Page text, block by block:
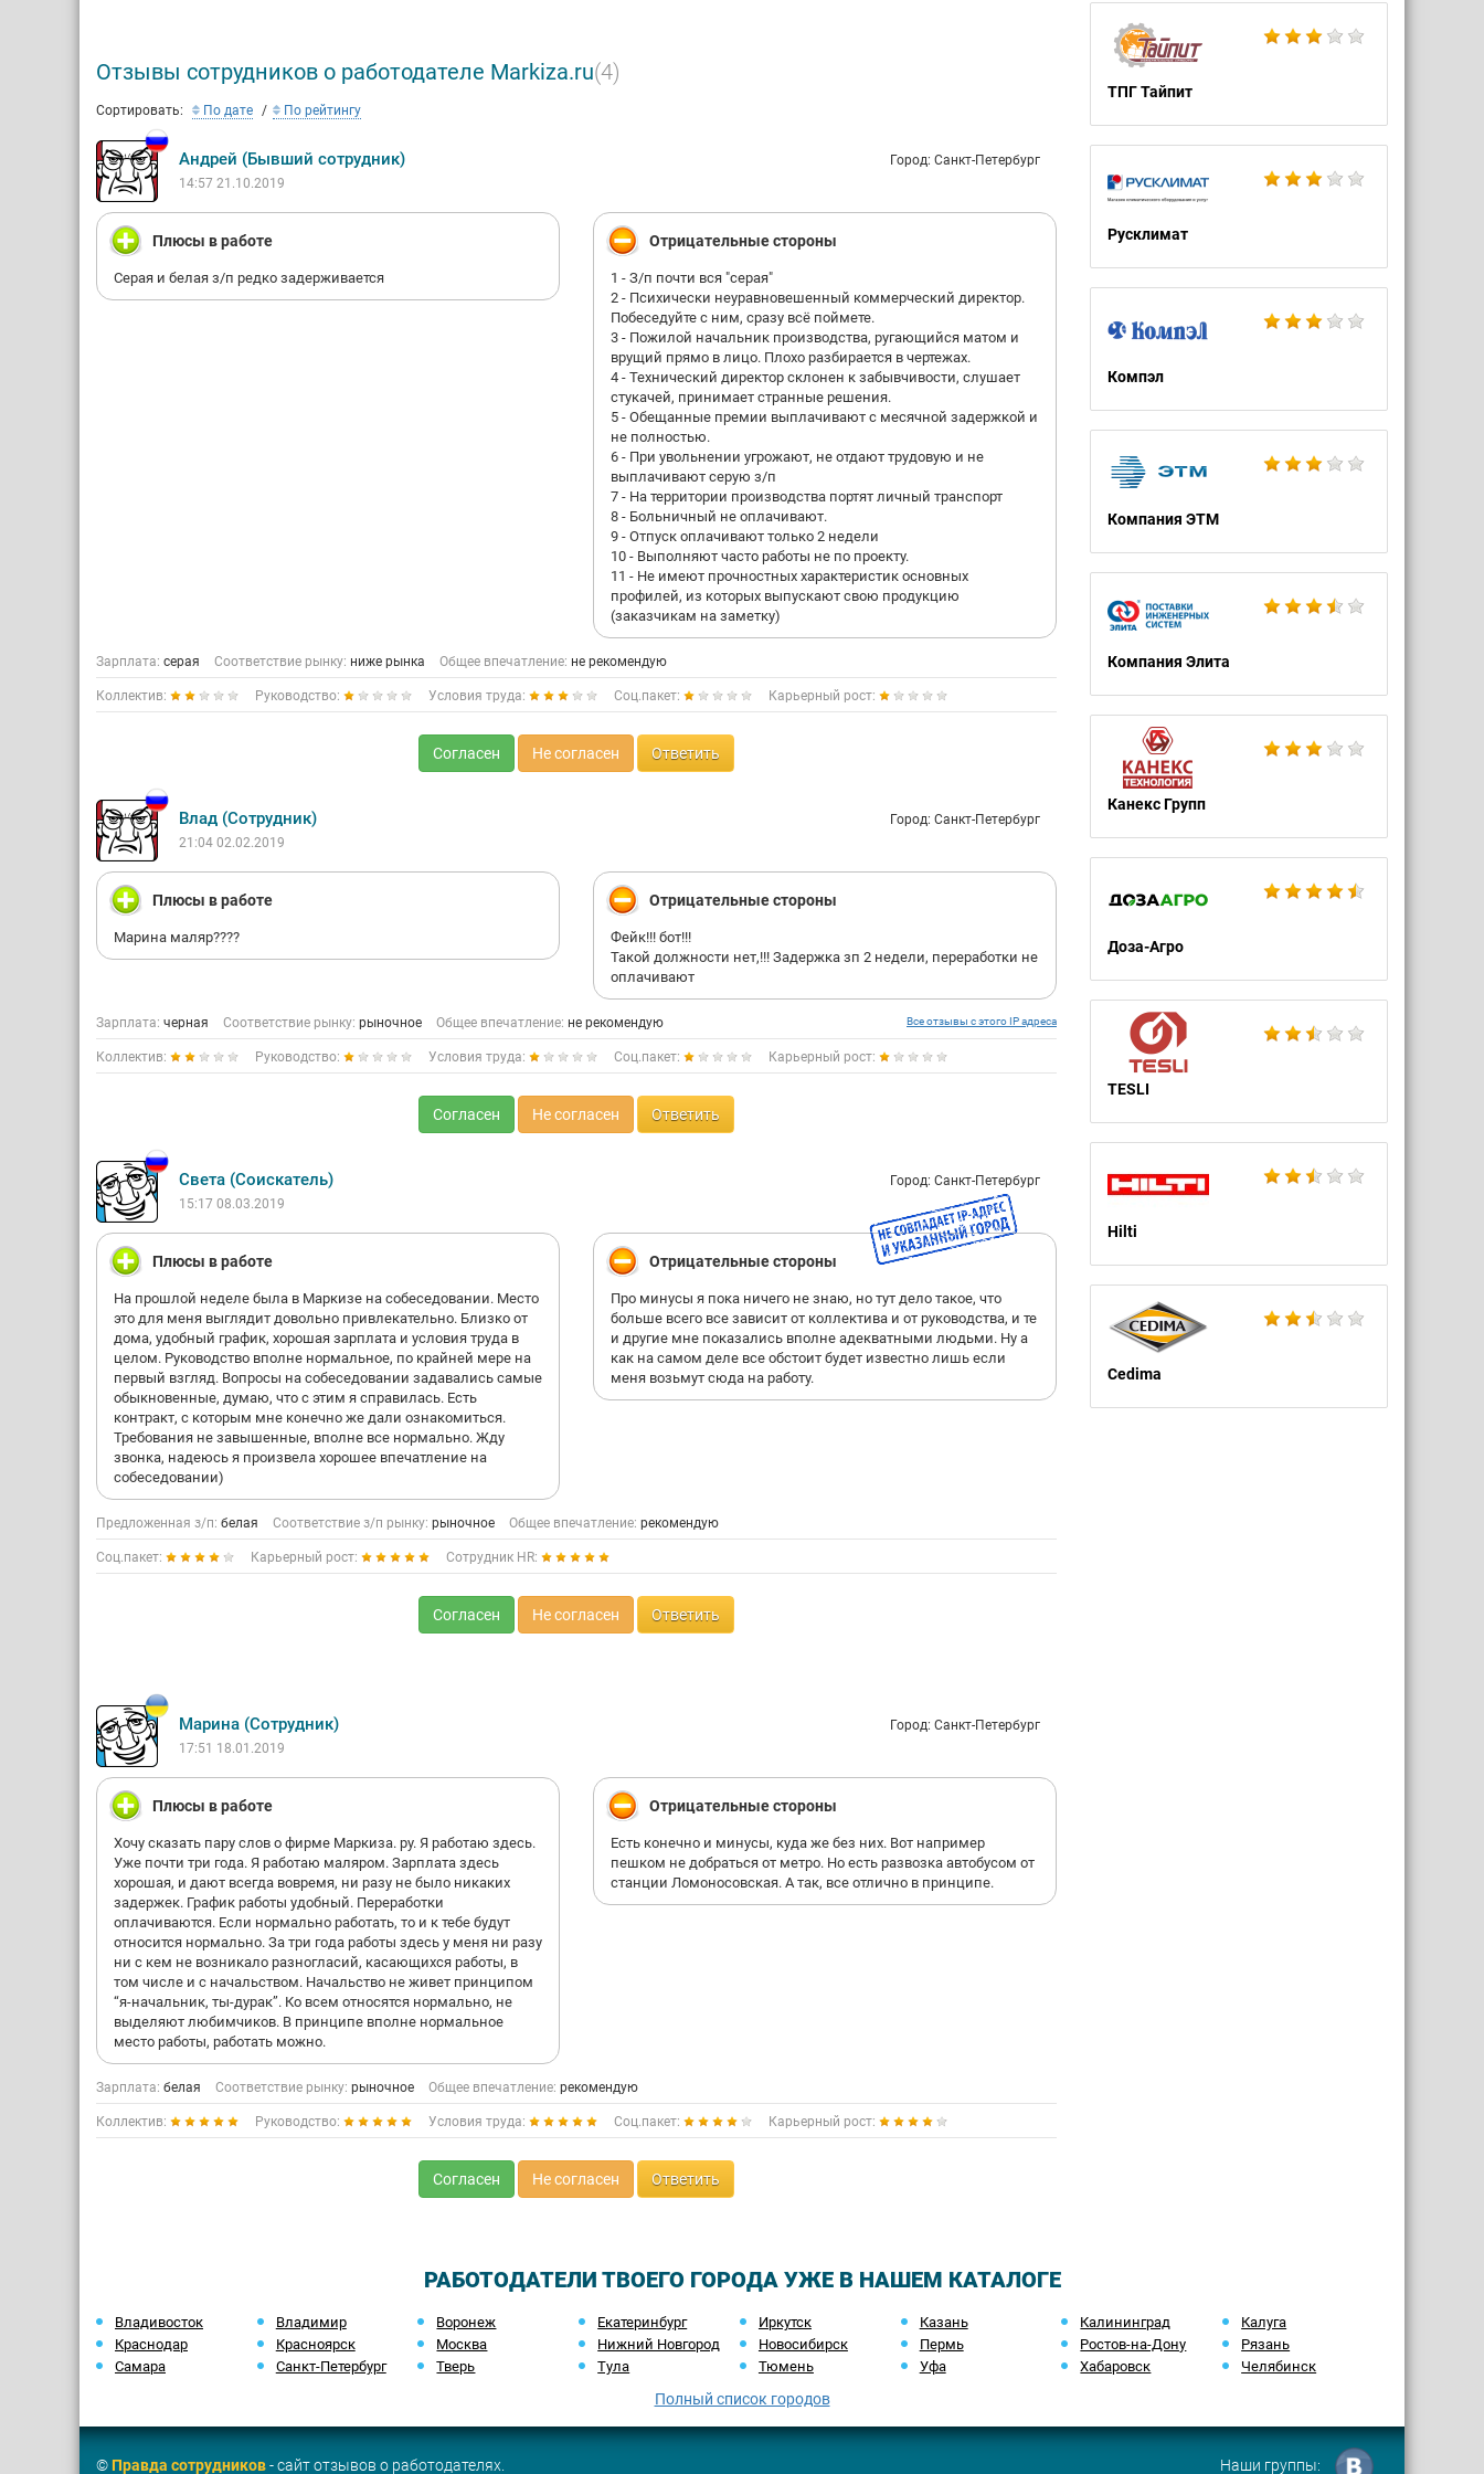
ТПГ Тайпит
Русклимат
Компэл
Компания ЭТМ
Компания Элита
Канекс Групп
Доза-Агро
TESLI
Hilti
Cedima
всех этапах работы.
Отзывы сотрудников о работодателе Markiza.ru(4)
Сортировать: По дате По рейтингу
Андрей (Бывший сотрудник)
Город: Санкт-Петербург
14:57 21.10.2019
Плюсы в работе
Серая и белая з/п редко задерживается
Отрицательные стороны
1 - З/п почти вся "серая"
2 - Психически неуравновешенный коммерческий директор.
Побеседуйте с ним, сразу всё поймете.
3 - Пожилой начальник производства, ругающийся матом и
врущий прямо в лицо. Плохо разбирается в чертежах.
4 - Технический директор склонен к забывчивости, слушает
стукачей, принимает странные решения.
5 - Обещанные премии выплачивают с месячной задержкой и
не полностью.
6 - При увольнении угрожают, не отдают трудовую и не
выплачивают серую з/п
7 - На территории производства портят личный транспорт
8 - Больничный не оплачивают.
9 - Отпуск оплачивают только 2 недели
10 - Выполняют часто работы не по проекту.
11 - Не имеют прочностных характеристик основных
профилей, из которых выпускают свою продукцию
(заказчикам на заметку)
Зарплата: серая Соответствие рынку: ниже рынка Общее впечатление: не рекомендую
Коллектив: Руководство: Условия труда: Соц.пакет: Карьерный рост:
Согласен Не согласен Ответить
Влад (Сотрудник)
Город: Санкт-Петербург
21:04 02.02.2019
Плюсы в работе
Марина маляр????
Отрицательные стороны
Фейк!!! бот!!!
Такой должности нет,!!! Задержка зп 2 недели, переработки не
оплачивают
Зарплата: черная Соответствие рынку: рыночное Общее впечатление: не рекомендую Все отзывы с этого IP адреса
Коллектив: Руководство: Условия труда: Соц.пакет: Карьерный рост:
Согласен Не согласен Ответить
Света (Соискатель)
Город: Санкт-Петербург
15:17 08.03.2019
Плюсы в работе
На прошлой неделе была в Маркизе на собеседовании. Место
это для меня выглядит довольно привлекательно. Близко от
дома, удобный график, хорошая зарплата и условия труда в
целом. Руководство вполне нормальное, по крайней мере на
первый взгляд. Вопросы на собеседовании задавались самые
обыкновенные, думаю, что с этим я справилась. Есть
контракт, с которым мне конечно же дали ознакомиться.
Требования не завышенные, вполне все нормально. Жду
звонка, надеюсь я произвела хорошее впечатление на
собеседовании)
Отрицательные стороны
Про минусы я пока ничего не знаю, но тут дело такое, что
больше всего все зависит от коллектива и от руководства, и те
и другие мне показались вполне адекватными людьми. Ну а
как на самом деле все обстоит будет известно лишь если
меня возьмут сюда на работу.
Предложенная з/п: белая Соответствие з/п рынку: рыночное Общее впечатление: рекомендую
Соц.пакет: Карьерный рост: Сотрудник HR:
Согласен Не согласен Ответить
Марина (Сотрудник)
Город: Санкт-Петербург
17:51 18.01.2019
Плюсы в работе
Хочу сказать пару слов о фирме Маркиза. ру. Я работаю здесь.
Уже почти три года. Я работаю маляром. Зарплата здесь
хорошая, и дают всегда вовремя, ни разу не было никаких
задержек. График работы удобный. Переработки
оплачиваются. Если нормально работать, то и к тебе будут
относится нормально. За три года работы здесь у меня ни разу
ни с кем не возникало разногласий, касающихся работы, в
том числе и с начальством. Начальство не живет принципом
“я-начальник, ты-дурак”. Ко всем относятся нормально, не
выделяют любимчиков. В принципе вполне нормальное
место работы, работать можно.
Отрицательные стороны
Есть конечно и минусы, куда же без них. Вот например
пешком не добраться от метро. Но есть развозка автобусом от
станции Ломоносовская. А так, все отлично в принципе.
Зарплата: белая Соответствие рынку: рыночное Общее впечатление: рекомендую
Коллектив: Руководство: Условия труда: Соц.пакет: Карьерный рост:
Согласен Не согласен Ответить
РАБОТОДАТЕЛИ ТВОЕГО ГОРОДА УЖЕ В НАШЕМ КАТАЛОГЕ
Владивосток Владимир Воронеж Екатеринбург Иркутск Казань Калининград
Калуга
Краснодар
Красноярск Москва Нижний Новгород Новосибирск Пермь Ростов-на-Дону
Рязань
Самара
Санкт-Петербург Тверь Тула Тюмень Уфа Хабаровск Челябинск
Полный список городов
©Правда сотрудников- сайт отзывов о работодателях. Наши группы: